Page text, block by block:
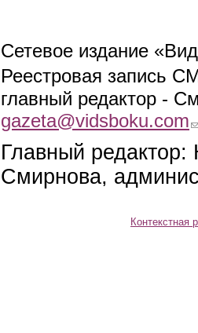
Сетевое издание
Реестровая запись
главный редактор -
gazeta@vidsboku.com
Главный
Смирнова,
Контекстная